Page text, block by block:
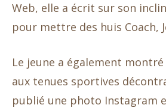
Web, elle a écrit sur son
pour mettre des huis Coach,
Le jeune a également
aux tenues sportives
publié une photo Instagram